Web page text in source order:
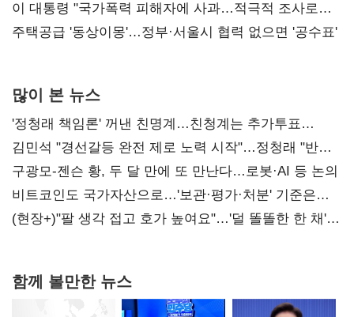
총선 지휘 못해"
이 대통령 "국가폭력 피해자에 사과…적극적 조사로
진실 밝혀야"
주택공급 '동상이몽'…정부·서울시 협력 없으면 '공수표'
많이 본 뉴스
'정청래 책임론' 꺼낸 친명계…친청계는 추가투표
때리기
김민석 "경선갈등 완전 제로 노력 시작"…정청래 "반명
공세 사과부터 해야"
구광모-젠슨 황, 두 달 만에 또 만난다…로봇·AI 등 논의
비트코인도 국가자산으로…'보관·평가·처분' 기준은
숙제
(현장+)"팔 생각 접고 호가 높여요"…'덜 똘똘한 한 채'
함께 볼만한 뉴스